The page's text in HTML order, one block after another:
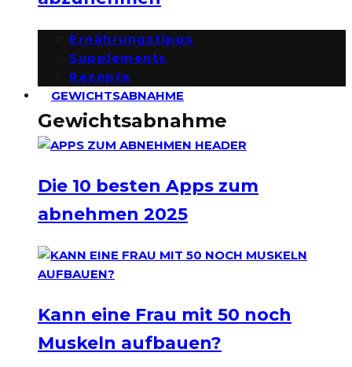
Ernährungstipps
Supplements
Rezepte
GEWICHTSABNAHME
Gewichtsabnahme
Die 10 besten Apps zum
abnehmen 2025
Kann eine Frau mit 50 noch
Muskeln aufbauen?